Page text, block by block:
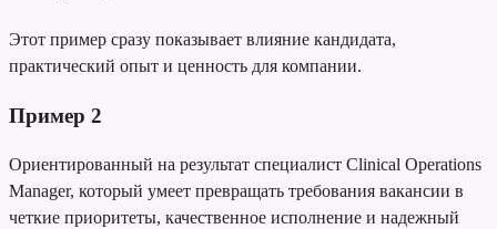
Этот пример сразу показывает влияние кандидата,
практический опыт и ценность для компании.
Пример 2
Ориентированный на результат специалист Clinical Operations
Manager, который умеет превращать требования вакансии в
четкие приоритеты, качественное исполнение и надежный